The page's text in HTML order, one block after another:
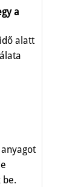
a
alatt
be.